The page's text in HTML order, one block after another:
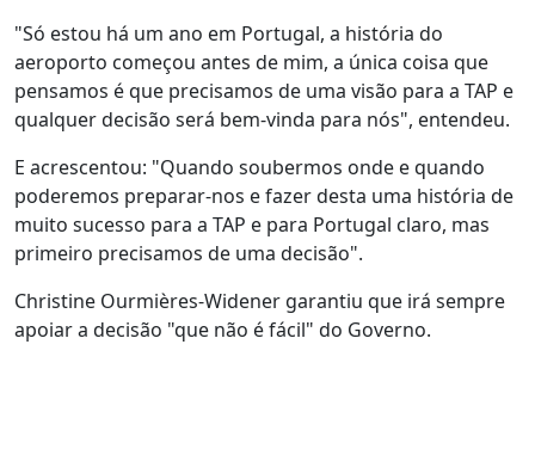
"Só estou há um ano em Portugal, a história do
aeroporto começou antes de mim, a única coisa que
pensamos é que precisamos de uma visão para a TAP e
qualquer decisão será bem-vinda para nós", entendeu.
E acrescentou: "Quando soubermos onde e quando
poderemos preparar-nos e fazer desta uma história de
muito sucesso para a TAP e para Portugal claro, mas
primeiro precisamos de uma decisão".
Christine Ourmières-Widener garantiu que irá sempre
apoiar a decisão "que não é fácil" do Governo.